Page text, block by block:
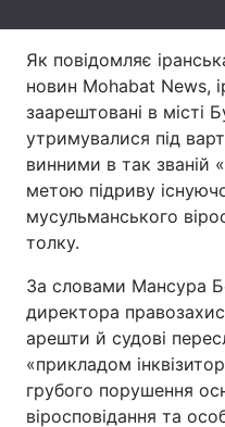
Послуги
Тема оформлення
Як повідомляє
новин Mohabat News,
заарештовані в місті
утримувалися під
винними в так званій
метою підриву
мусульманського
толку.
За словами Мансура
директора
арешти й судові
«прикладом
грубого порушення
віросповідання та